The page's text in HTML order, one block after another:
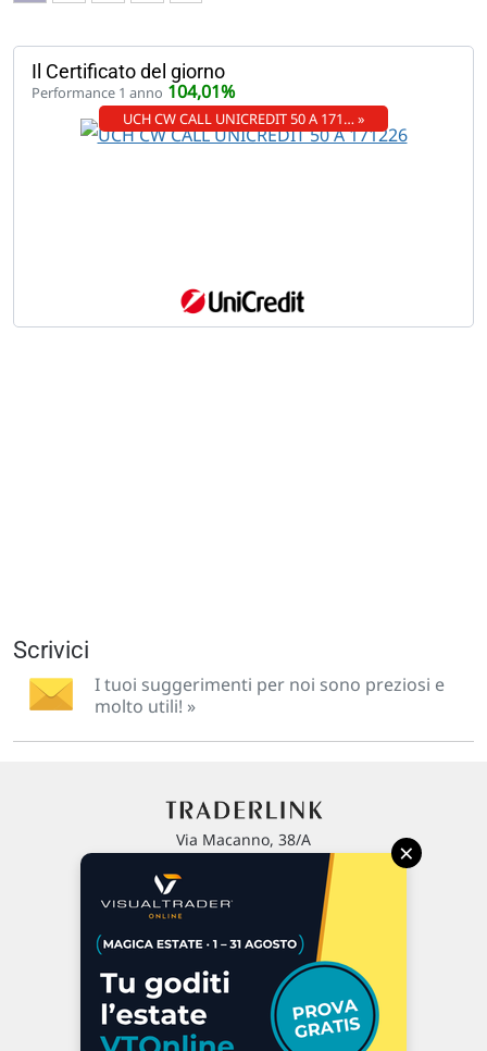
Il Certificato del giorno
Performance 1 anno 104,01%
UCH CW CALL UNICREDIT 50 A 171… »
Scrivici
I tuoi suggerimenti per noi sono preziosi e
molto utili! »
Via Macanno, 38/A
P.IVA 02 452 460 401
Chi siamo
Commenti e segnalazioni
Contattaci
×